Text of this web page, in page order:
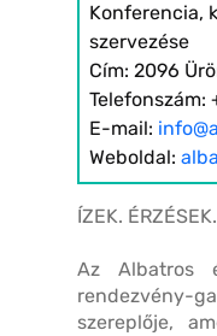
Konferencia,
szervezése
Cím: 2096
Telefonszám:
E-mail:
Weboldal:
ÍZEK.
Az Albatros
rendezvény-
szereplője,